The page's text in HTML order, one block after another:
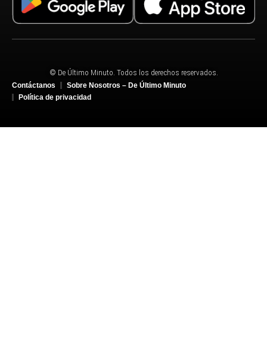
© De Último Minuto. Todos los derechos reservados.
Contáctanos
Sobre Nosotros – De Último Minuto
Política de privacidad